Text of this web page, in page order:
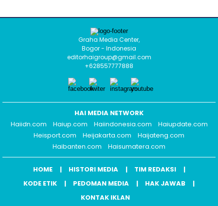
Graha Media Center,
Bogor - Indonesia
editorhaigroup@gmail.com
+628557777888
HAI MEDIA NETWORK
Haiidn.com
Haiup.com Haiindonesia.com
Haiupdate.com
Heisport.com
Heijakarta.com
Haijateng.com
Haibanten.com
Haisumatera.com
HOME HISTORI MEDIA
TIM REDAKSI
KODE ETIK
PEDOMAN MEDIA
HAK JAWAB
KONTAK IKLAN